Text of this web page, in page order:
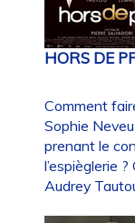
HORS DE
Comment
Sophie
prenant le
l’espièglerie
Audrey